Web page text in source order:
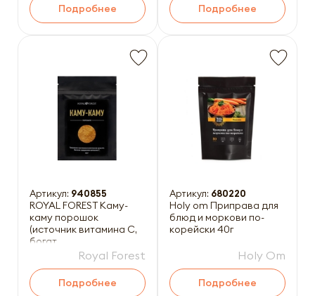
Подробнее Подробнее
Артикул: 940855
ROYAL FOREST Каму-
каму порошок
(источник витамина С,
богат
антиоксидантными
свойствами) 100г
Royal Forest
Подробнее
Артикул: 680220
Holy om Приправа для
блюд и моркови по-
корейски 40г
Holy Om
Подробнее